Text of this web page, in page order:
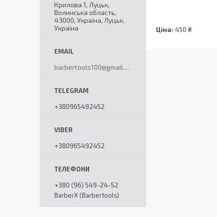
Ціна: 450 ₴
Крилова 1, Луцьк,
Волинська область,
43000, Україна, Луцьк,
Україна
barbertools100@gmail.com
+380965492452
+380965492452
+380 (96) 549-24-52
BarberX (Barbertools)